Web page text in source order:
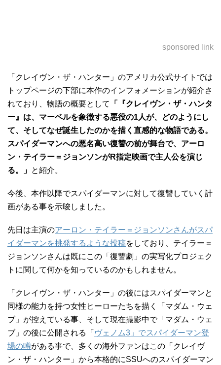
sponsored link
「クレイヴン・ザ・ハンター」のアメリカ公式サイトでは
トップページの下部に本作のインフォメーションが紹介さ
れており、物語の概要として
「『クレイヴン・ザ・ハンタ
ー』は、マーベルを象徴する悪役の1人が、どのようにし
て、そしてなぜ誕生したのかを描く直感的な物語である。
スパイダーマンへの悪名高い復讐の前が舞台で、アーロ
ン・テイラー＝ジョンソンがR指定映画で主人公を演じ
る。」
と紹介。
今後、本作以降でスパイダーマンに対して復讐していく計
画がある事を示唆しました。
先日は主演のアーロン・テイラー＝ジョンソンさんがスパ
イダーマンを挑発するような投稿をしており、テイラー＝
ジョンソンさんは既にこの「復讐劇」の実写化プロジェク
トに関して何かを知っているのかもしれません。
「クレイヴン・ザ・ハンター」の後にはスパイダーマンと
同様の能力を持つ女性ヒーローたちを描く「マダム・ウェ
ブ」が控えている事、そして現在撮影中で「マダム・ウェ
ブ」の後に公開される「 ヴェノム3」でスパイダーマン登
場の噂がある事で、多くの海外ファンはこの「クレイヴ
ン・ザ・ハンター」から本格的にSSUへのスパイダーマン